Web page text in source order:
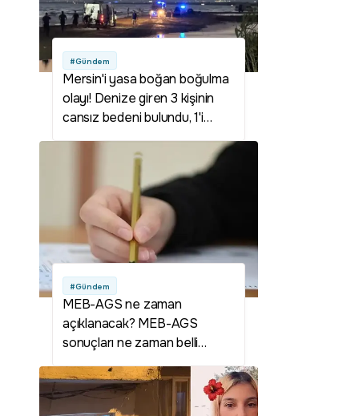
#Gündem
Mersin'i yasa boğan boğulma
olayı! Denize giren 3 kişinin
cansız bedeni bulundu, 1'i
#Gündem
MEB-AGS ne zaman
açıklanacak? MEB-AGS
sonuçları ne zaman belli
Akademi Giriş Sınavı sonuçları
ne zaman açıklanacak?